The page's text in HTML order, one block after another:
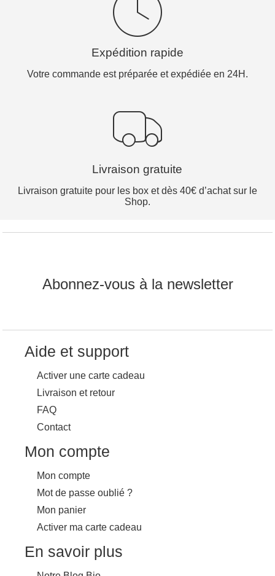
Expédition rapide
Votre commande est préparée et expédiée en 24H.
Livraison gratuite
Livraison gratuite pour les box et dès 40€ d’achat sur le
Shop.
Abonnez-vous à la newsletter
Aide et support
Activer une carte cadeau
Livraison et retour
FAQ
Contact
Mon compte
Mon compte
Mot de passe oublié ?
Mon panier
Activer ma carte cadeau
En savoir plus